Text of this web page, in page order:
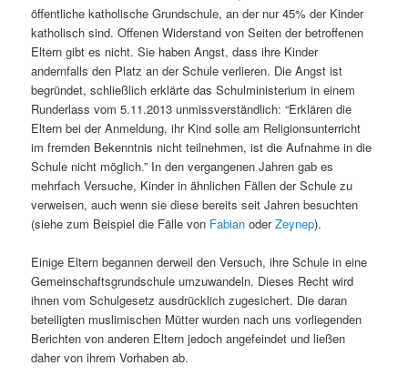
öffentliche katholische Grundschule, an der nur 45% der Kinder
katholisch sind. Offenen Widerstand von Seiten der betroffenen
Eltern gibt es nicht. Sie haben Angst, dass ihre Kinder
andernfalls den Platz an der Schule verlieren. Die Angst ist
begründet, schließlich erklärte das Schulministerium in einem
Runderlass vom 5.11.2013 unmissverständlich: “Erklären die
Eltern bei der Anmeldung, ihr Kind solle am Religionsunterricht
im fremden Bekenntnis nicht teilnehmen, ist die Aufnahme in die
Schule nicht möglich.” In den vergangenen Jahren gab es
mehrfach Versuche, Kinder in ähnlichen Fällen der Schule zu
verweisen, auch wenn sie diese bereits seit Jahren besuchten
(siehe zum Beispiel die Fälle von Fabian oderZeynep).
Einige Eltern begannen derweil den Versuch, ihre Schule in eine
Gemeinschaftsgrundschule umzuwandeln. Dieses Recht wird
ihnen vom Schulgesetz ausdrücklich zugesichert. Die daran
beteiligten muslimischen Mütter wurden nach uns vorliegenden
Berichten von anderen Eltern jedoch angefeindet und ließen
daher von ihrem Vorhaben ab.